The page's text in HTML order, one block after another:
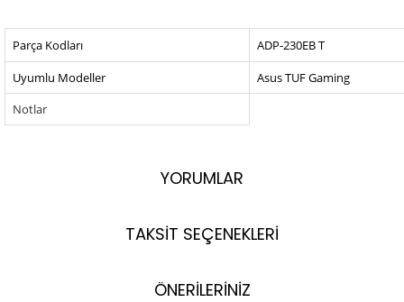
Parça Kodları
ADP-230EB T
Uyumlu Modeller
Asus TUF Gaming
Notlar
YORUMLAR
TAKSİT SEÇENEKLERİ
ÖNERİLERİNİZ